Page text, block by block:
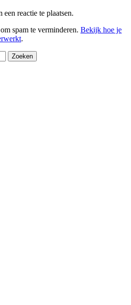
een reactie te plaatsen.
spam te verminderen. Bekijk hoe je
.